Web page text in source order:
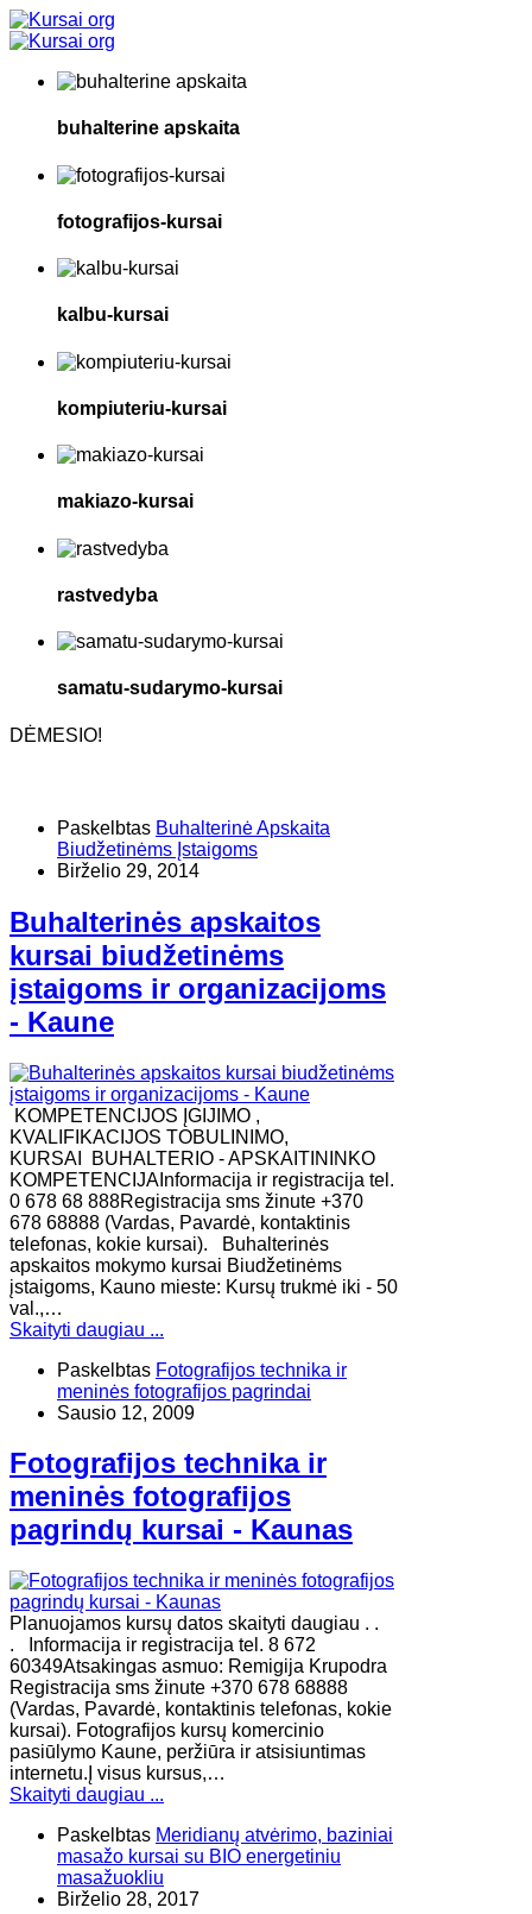
buhalterine apskaita
fotografijos-kursai
kalbu-kursai
kompiuteriu-kursai
makiazo-kursai
rastvedyba
samatu-sudarymo-kursai
DĖMESIO!
Paskelbtas Buhalterinė Apskaita
Biudžetinėms Įstaigoms
Birželio 29, 2014
Buhalterinės apskaitos
kursai biudžetinėms
įstaigoms ir organizacijoms
- Kaune
KOMPETENCIJOS ĮGIJIMO ,
KVALIFIKACIJOS TOBULINIMO,
KURSAI BUHALTERIO - APSKAITININKO
KOMPETENCIJAInformacija ir registracija tel.
0 678 68 888Registracija sms žinute +370
678 68888 (Vardas, Pavardė, kontaktinis
telefonas, kokie kursai). Buhalterinės
apskaitos mokymo kursai Biudžetinėms
įstaigoms, Kauno mieste: Kursų trukmė iki - 50
val.,…
Skaityti daugiau ...
Paskelbtas Fotografijos technika ir
meninės fotografijos pagrindai
Sausio 12, 2009
Fotografijos technika ir
meninės fotografijos
pagrindų kursai - Kaunas
Planuojamos kursų datos skaityti daugiau . .
. Informacija ir registracija tel. 8 672
60349Atsakingas asmuo: Remigija Krupodra
Registracija sms žinute +370 678 68888
(Vardas, Pavardė, kontaktinis telefonas, kokie
kursai). Fotografijos kursų komercinio
pasiūlymo Kaune, peržiūra ir atsisiuntimas
internetu.Į visus kursus,…
Skaityti daugiau ...
Paskelbtas Meridianų atvėrimo, baziniai
masažo kursai su BIO energetiniu
masažuokliu
Birželio 28, 2017